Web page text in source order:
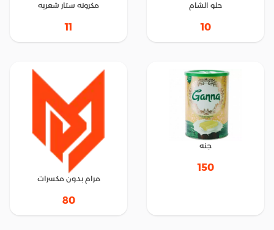
حلو الشام
10
مكرونه ستار شعريه
11
جنه
150
مرام بدون مكسرات
80